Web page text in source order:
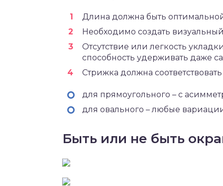
Длина должна быть
Необходимо создать
Отсутствие или легкость
способность удерживать даже
Стрижка должна
для прямоугольного – с
для овального – любые
Быть или не быть